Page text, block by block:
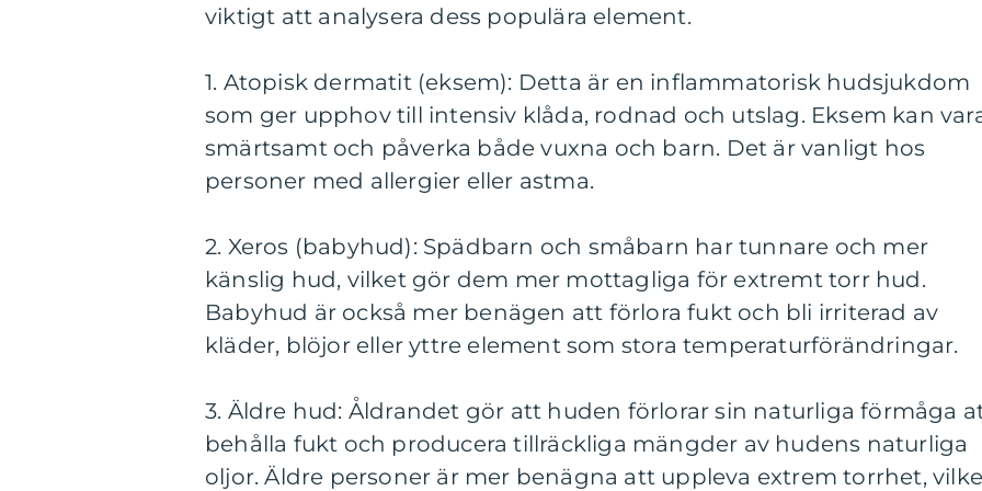
viktigt att analysera dess populära element.
1. Atopisk dermatit (eksem): Detta är en inflammatorisk hudsjukdom
som ger upphov till intensiv klåda, rodnad och utslag. Eksem kan
smärtsamt och påverka både vuxna och barn. Det är vanligt hos
personer med allergier eller astma.
2. Xeros (babyhud): Spädbarn och småbarn har tunnare och mer
känslig hud, vilket gör dem mer mottagliga för extremt torr hud.
Babyhud är också mer benägen att förlora fukt och bli irriterad av
kläder, blöjor eller yttre element som stora temperaturförändringar.
3. Äldre hud: Åldrandet gör att huden förlorar sin naturliga förmåga
behålla fukt och producera tillräckliga mängder av hudens naturliga
oljor. Äldre personer är mer benägna att uppleva extrem torrhet,